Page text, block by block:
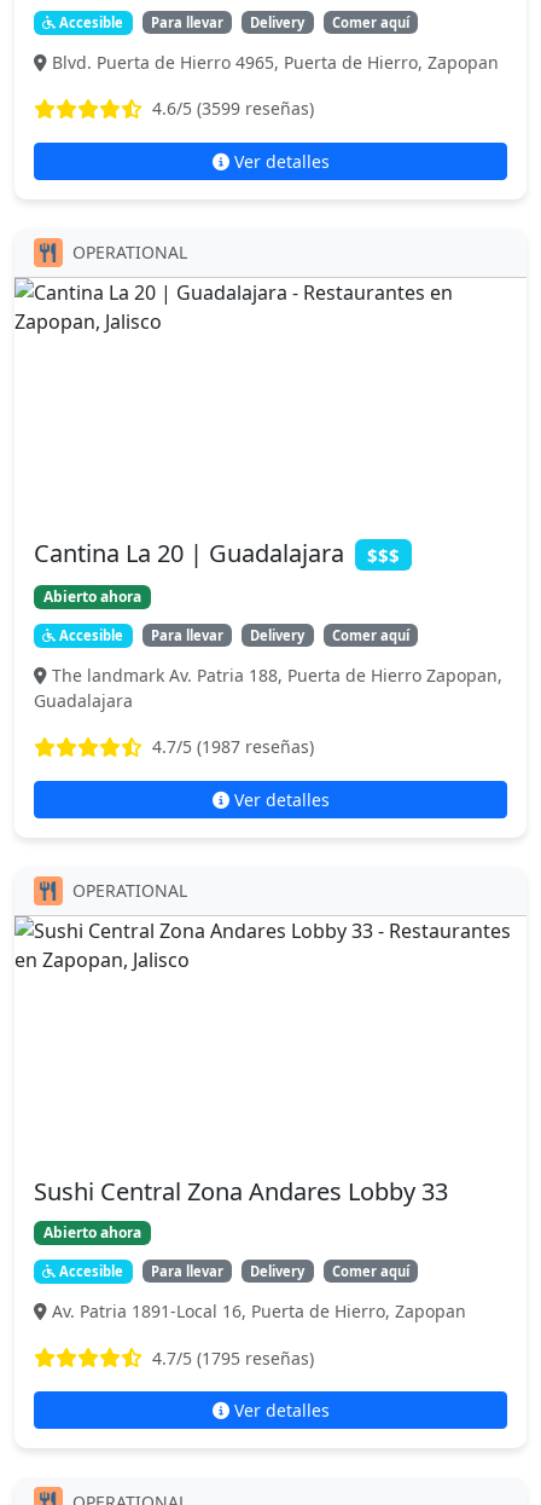
Accesible Para llevar Delivery Comer aquí
Blvd. Puerta de Hierro 4965, Puerta de Hierro, Zapopan
4.6/5 (3599 reseñas)
Ver detalles
OPERATIONAL
Cantina La 20 | Guadalajara $$$
Abierto ahora
Accesible Para llevar Delivery Comer aquí
The landmark Av. Patria 188, Puerta de Hierro Zapopan,
Guadalajara
4.7/5 (1987 reseñas)
Ver detalles
OPERATIONAL
Sushi Central Zona Andares Lobby 33
Abierto ahora
Accesible Para llevar Delivery Comer aquí
Av. Patria 1891-Local 16, Puerta de Hierro, Zapopan
4.7/5 (1795 reseñas)
Ver detalles